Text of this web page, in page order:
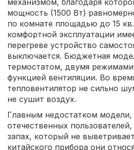
мощность (1500 Вт)
по комнате площадью до 15
комфортной эксплуатации
перегреве устройство
выключается. Бюджетная
термостатом, двумя режимами
функцией вентиляции. Во
тепловентилятор не сильно
не сушит воздух.
Главным недостатком
отечественных пользователей,
запах, который не
китайского прибора они